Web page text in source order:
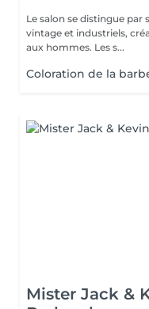
Le salon se distingue par
vintage et industriels,
aux hommes. Les s...
Coloration de la
Mister Jack &